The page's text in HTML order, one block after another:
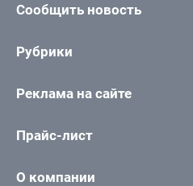
Сообщить новость
Рубрики
Реклама на сайте
Прайс-лист
О компании